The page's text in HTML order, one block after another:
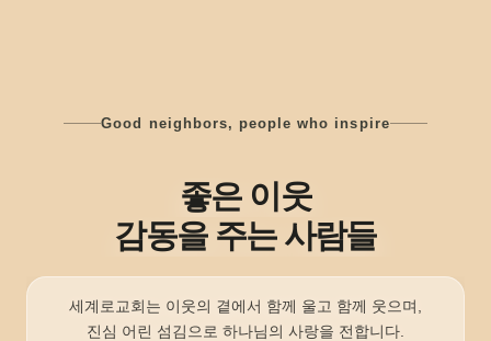
Good neighbors, people who inspire
좋은 이웃
감동을 주는 사람들
세계로교회는 이웃의 곁에서 함께 울고 함께 웃으며,
진심 어린 섬김으로 하나님의 사랑을 전합니다.